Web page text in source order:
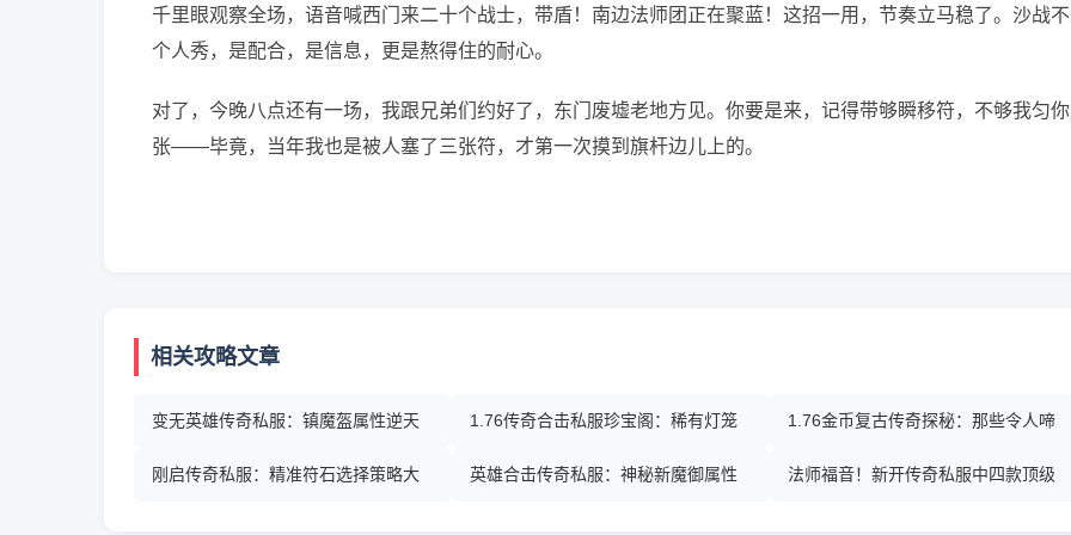
千里眼观察全场，语音喊西门来二十个战士，带盾！南边法师团正在聚蓝！这招一用，节奏立马稳了。沙战
个人秀，是配合，是信息，更是熬得住的耐心。
对了，今晚八点还有一场，我跟兄弟们约好了，东门废墟老地方见。你要是来，记得带够瞬移符，不够我匀
张——毕竟，当年我也是被人塞了三张符，才第一次摸到旗杆边儿上的。
相关攻略文章
变无英雄传奇私服：镇魔盔属性逆天 1.76传奇合击私服珍宝阁：稀有灯笼 1.76金币复古传奇探秘：那些令人啼
刚启传奇私服：精准符石选择策略大 英雄合击传奇私服：神秘新魔御属性 法师福音！新开传奇私服中四款顶级